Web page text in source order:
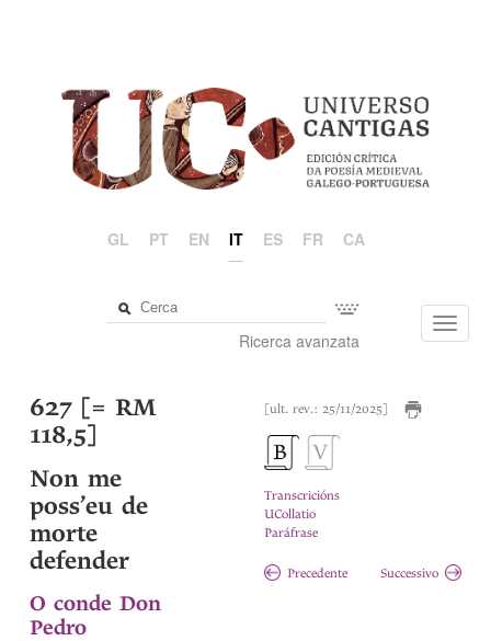
GL PT EN IT ES FR CA
Ricerca avanzata
[ult. rev.: 25/11/2025]
Transcricións
UCollatio
Paráfrase
Precedente Successivo
627 [= RM
118,5]
Non me
poss’eu de
morte
defender
O conde Don
Pedro